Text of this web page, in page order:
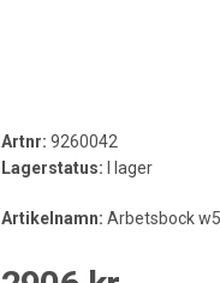
Artnr: 9260042
Lagerstatus: I lager
Artikelnamn: Arbetsbock